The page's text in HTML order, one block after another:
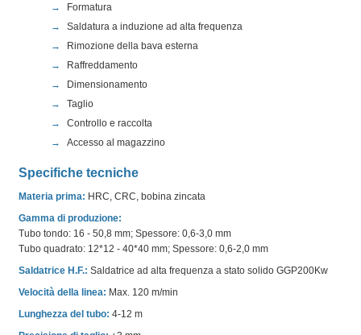
Formatura
Saldatura a induzione ad alta frequenza
Rimozione della bava esterna
Raffreddamento
Dimensionamento
Taglio
Controllo e raccolta
Accesso al magazzino
Specifiche tecniche
Materia prima: HRC, CRC, bobina zincata
Gamma di produzione:
Tubo tondo: 16 - 50,8 mm; Spessore: 0,6-3,0 mm
Tubo quadrato: 12*12 - 40*40 mm; Spessore: 0,6-2,0 mm
Saldatrice H.F.: Saldatrice ad alta frequenza a stato solido GGP200Kw
Velocità della linea: Max. 120 m/min
Lunghezza del tubo: 4-12 m